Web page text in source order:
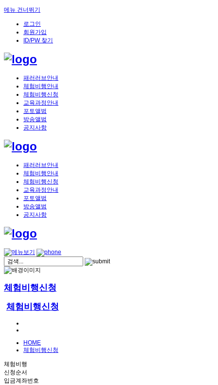
메뉴 건너뛰기
로그인
회원가입
ID/PW 찾기
패러러브안내
체험비행안내
체험비행신청
교육과정안내
포토앨범
방송앨범
공지사항
패러러브안내
체험비행안내
체험비행신청
교육과정안내
포토앨범
방송앨범
공지사항
체험비행신청
체험비행신청
HOME
체험비행신청
체험비행
신청순서
입금계좌번호